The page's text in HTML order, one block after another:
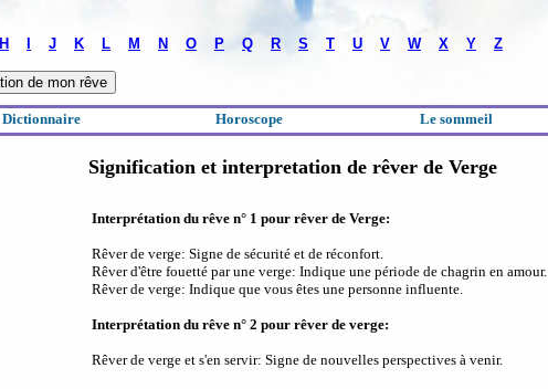
H J K L M N O P Q R S T U V W X Y Z
Dictionnaire Horoscope Le sommeil
Signification et interpretation de rêver de Verge
Interprétation du rêve n° 1 pour rêver de Verge:
Rêver de verge: Signe de sécurité et de réconfort.
Rêver d'être fouetté par une verge: Indique une période de chagrin en amour.
Rêver de verge: Indique que vous êtes une personne influente.
Interprétation du rêve n° 2 pour rêver de verge:
Rêver de verge et s'en servir: Signe de nouvelles perspectives à venir.